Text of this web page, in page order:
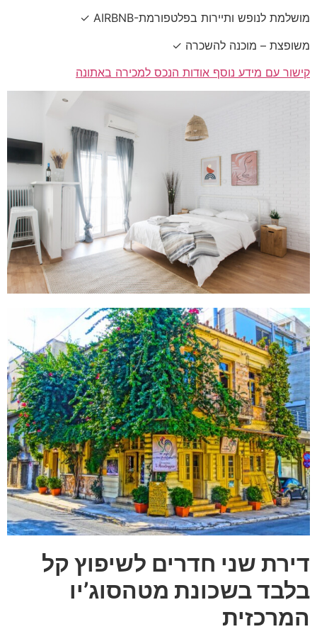
✓ AIRBNB-מושלמת לנופש ותיירות בפלטפורמת
✓ משופצת – מוכנה להשכרה
קישור עם מידע נוסף אודות הנכס למכירה באתונה
דירת שני חדרים לשיפוץ קל
בלבד בשכונת מטהסוג’יו
המרכזית